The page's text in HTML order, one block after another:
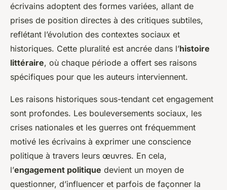
écrivains adoptent des formes variées, allant de
prises de position directes à des critiques subtiles,
reflétant l’évolution des contextes sociaux et
historiques. Cette pluralité est ancrée dans l’histoire
littéraire, où chaque période a offert ses raisons
spécifiques pour que les auteurs interviennent.
Les raisons historiques sous-tendant cet engagement
sont profondes. Les bouleversements sociaux, les
crises nationales et les guerres ont fréquemment
motivé les écrivains à exprimer une conscience
politique à travers leurs œuvres. En cela,
l’engagement politique devient un moyen de
questionner, d’influencer et parfois de façonner la